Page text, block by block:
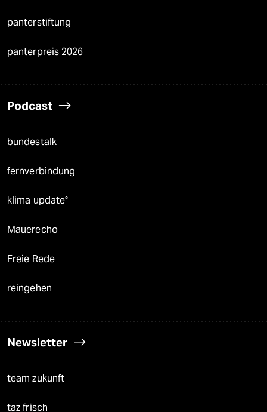
panterstiftung
panterpreis 2026
Podcast
bundestalk
fernverbindung
klima update°
Mauerecho
Freie Rede
reingehen
Newsletter
team zukunft
taz frisch